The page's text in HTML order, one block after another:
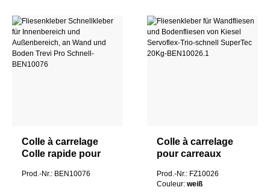
Colle à carrelage
Colle rapide pour
l'extérieur, au mur
Prod.-Nr.: BEN10076
Colle à carrelage
pour carreaux
de sol de Kiesel
Servoflex-Trio-
Prod.-Nr.: FZ10026
Couleur: weiß